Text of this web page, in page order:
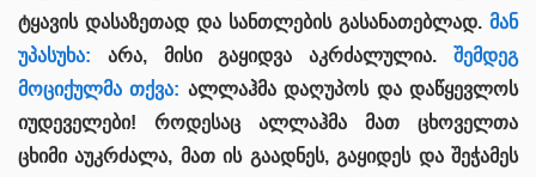
ტყავის დასაზეთად და სანთლების გასანათებლად. მან
უპასუხა: არა, მისი გაყიდვა აკრძალულია. შემდეგ
მოციქულმა თქვა: ალლაჰმა დაღუპოს და დაწყევლოს
იუდეველები! როდესაც ალლაჰმა მათ ცხოველთა
ცხიმი აუკრძალა, მათ ის გაადნეს, გაყიდეს და შეჭამეს